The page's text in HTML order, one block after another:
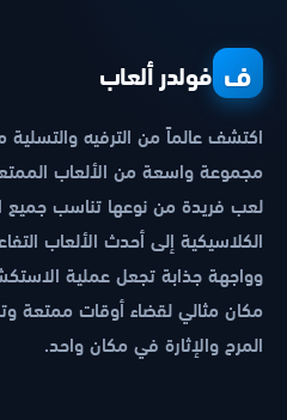
ف فولدر ألعاب
اكتشف عالماً من الترفيه
مجموعة واسعة من الألعاب
لعب فريدة من نوعها تناسب جميع
الكلاسيكية إلى أحدث الألعاب
وواجهة جذابة تجعل عملية
مكان مثالي لقضاء أوقات ممتعة
المرح والإثارة في مكان واحد.